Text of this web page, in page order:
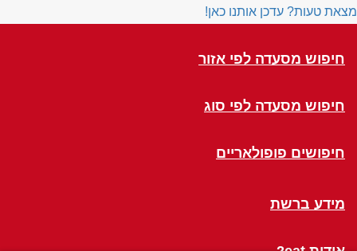
מצאת טעות? עדכן אותנו כאן!
חיפוש מסעדה לפי אזור
חיפוש מסעדה לפי סוג
חיפושים פופולאריים
מידע ברשת